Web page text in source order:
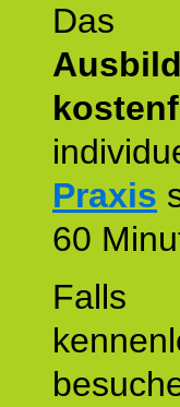
Das
Praxis
60
Falls